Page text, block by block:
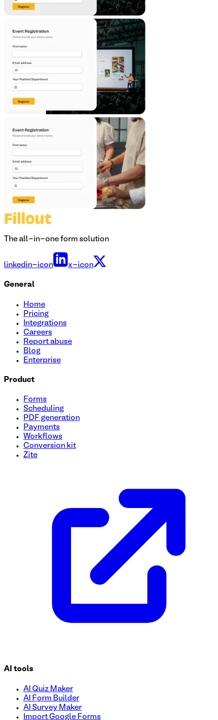
Rationalisez votre processus de soumission de demande
à utiliser. Rassemblez sans effort les détails essentiels
sont capturées pour l’évaluation. Utilisez ce modèle
The all-in-one form solution
linkedin-icon x-icon
General
Home
Pricing
Integrations
Careers
Report abuse
Blog
Enterprise
Product
Forms
Scheduling
PDF generation
Payments
Workflows
Conversion kit
Zite
AI tools
AI Quiz Maker
AI Form Builder
AI Survey Maker
Import Google Forms